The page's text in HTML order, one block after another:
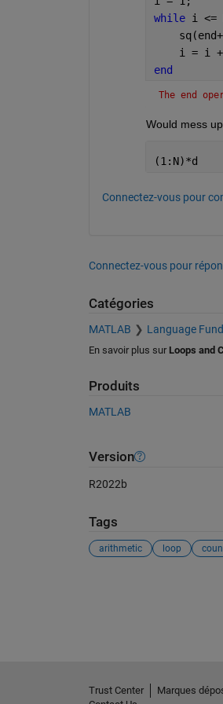
while i <=
i = i
end
The end
Would mess
(1:N)*d
Connectez-vous pour
Connectez-vous pour
Catégories
MATLAB Language
En savoir plus sur Loops and
Produits
MATLAB
Version
R2022b
Tags
arithmetic loop
Trust Center Marques